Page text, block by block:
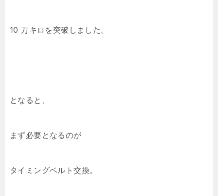
10 万キロを突破しました。
となると、
まず必要となるのが
タイミングベルト交換。